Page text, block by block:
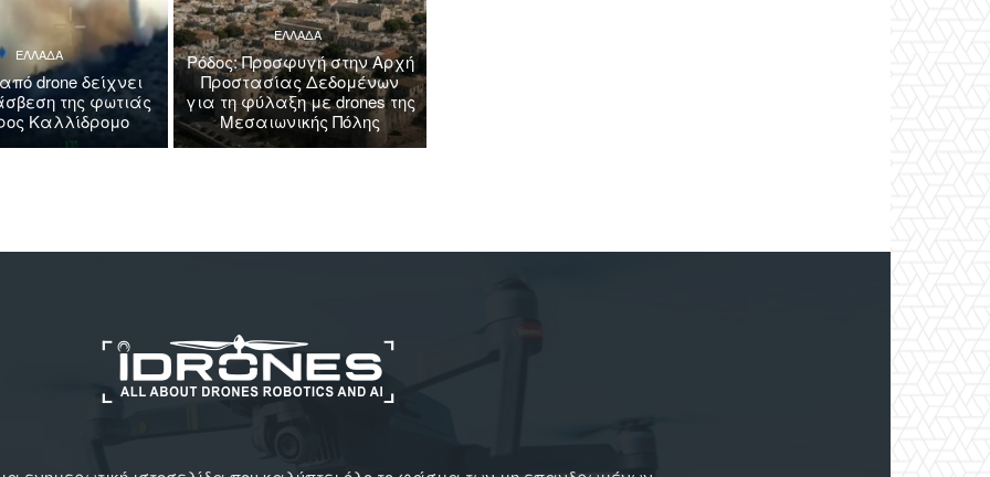
ΕΛΛΑΔΑ
drone δείχνει
της φωτιάς
Καλλίδρομο
ΕΛΛΑΔΑ
Ρόδος: Προσφυγή στην Αρχή
Προστασίας Δεδομένων
για τη φύλαξη με drones της
Μεσαιωνικής Πόλης